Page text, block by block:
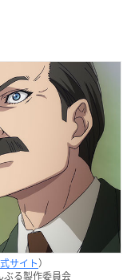
サイト）
る製作委員会